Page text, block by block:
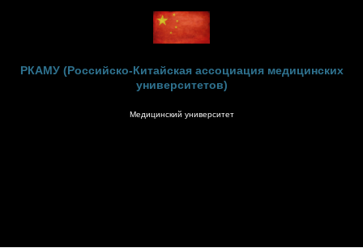
РКАМУ (Российско-Китайская ассоциация медицинских
университетов)
Медицинский университет